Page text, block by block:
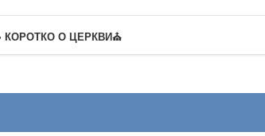
​​КОРОТКО О ЦЕРКВИ⛪️